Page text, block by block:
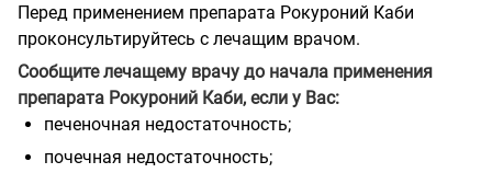
Перед применением препарата Рокуроний Каби
проконсультируйтесь с лечащим врачом.
Сообщите лечащему врачу до начала применения
препарата Рокуроний Каби, если у Вас:
печеночная недостаточность;
почечная недостаточность;